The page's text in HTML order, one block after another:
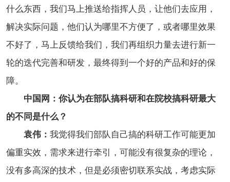
什么东西，我们马上推送给指挥人员，让他们去应用，
解决实际问题，他们认为哪里不方便了，或者哪里效果
不好了，马上反馈给我们，我们再组织力量去进行新一
轮的迭代完善和研发，最终得到一个好的产品和好的保
障。
中国网：你认为在部队搞科研和在院校搞科研最大
的不同是什么？
袁伟： 我觉得我们部队自己搞的科研工作可能更加
偏重实效，需求来进行牵引，可能没有很复杂的理论，
没有多高深的技术，但是必须密切联系实战，考虑实际